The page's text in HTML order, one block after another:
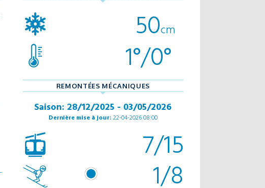
50cm
1°/0°
REMONTÉES MÉCANIQUES
Saison: 28/12/2025 - 03/05/2026
Dernière mise à jour: 22-04-2026 08:00
7/15
1/8